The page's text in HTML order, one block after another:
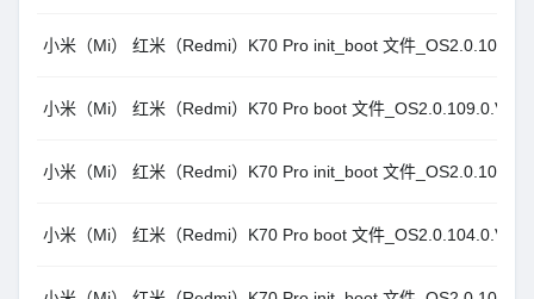
小米（Mi） 红米（Redmi）K70 Pro init_boot 文件
小米（Mi） 红米（Redmi）K70 Pro boot 文件
小米（Mi） 红米（Redmi）K70 Pro init_boot 文件
小米（Mi） 红米（Redmi）K70 Pro boot 文件